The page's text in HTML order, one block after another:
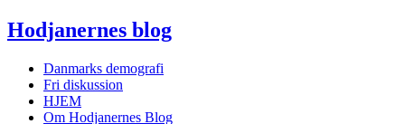
Hodjanernes blog
Danmarks demografi
Fri diskussion
HJEM
Om Hodjanernes Blog